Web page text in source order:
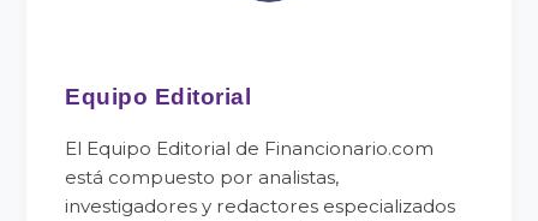
Equipo Editorial
El Equipo Editorial de Financionario.com
está compuesto por analistas,
investigadores y redactores especializados